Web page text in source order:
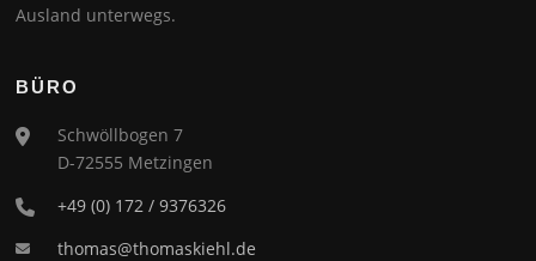
Ausland unterwegs.
BÜRO
Schwöllbogen 7
D-72555 Metzingen
+49 (0) 172 / 9376326
thomas@thomaskiehl.de